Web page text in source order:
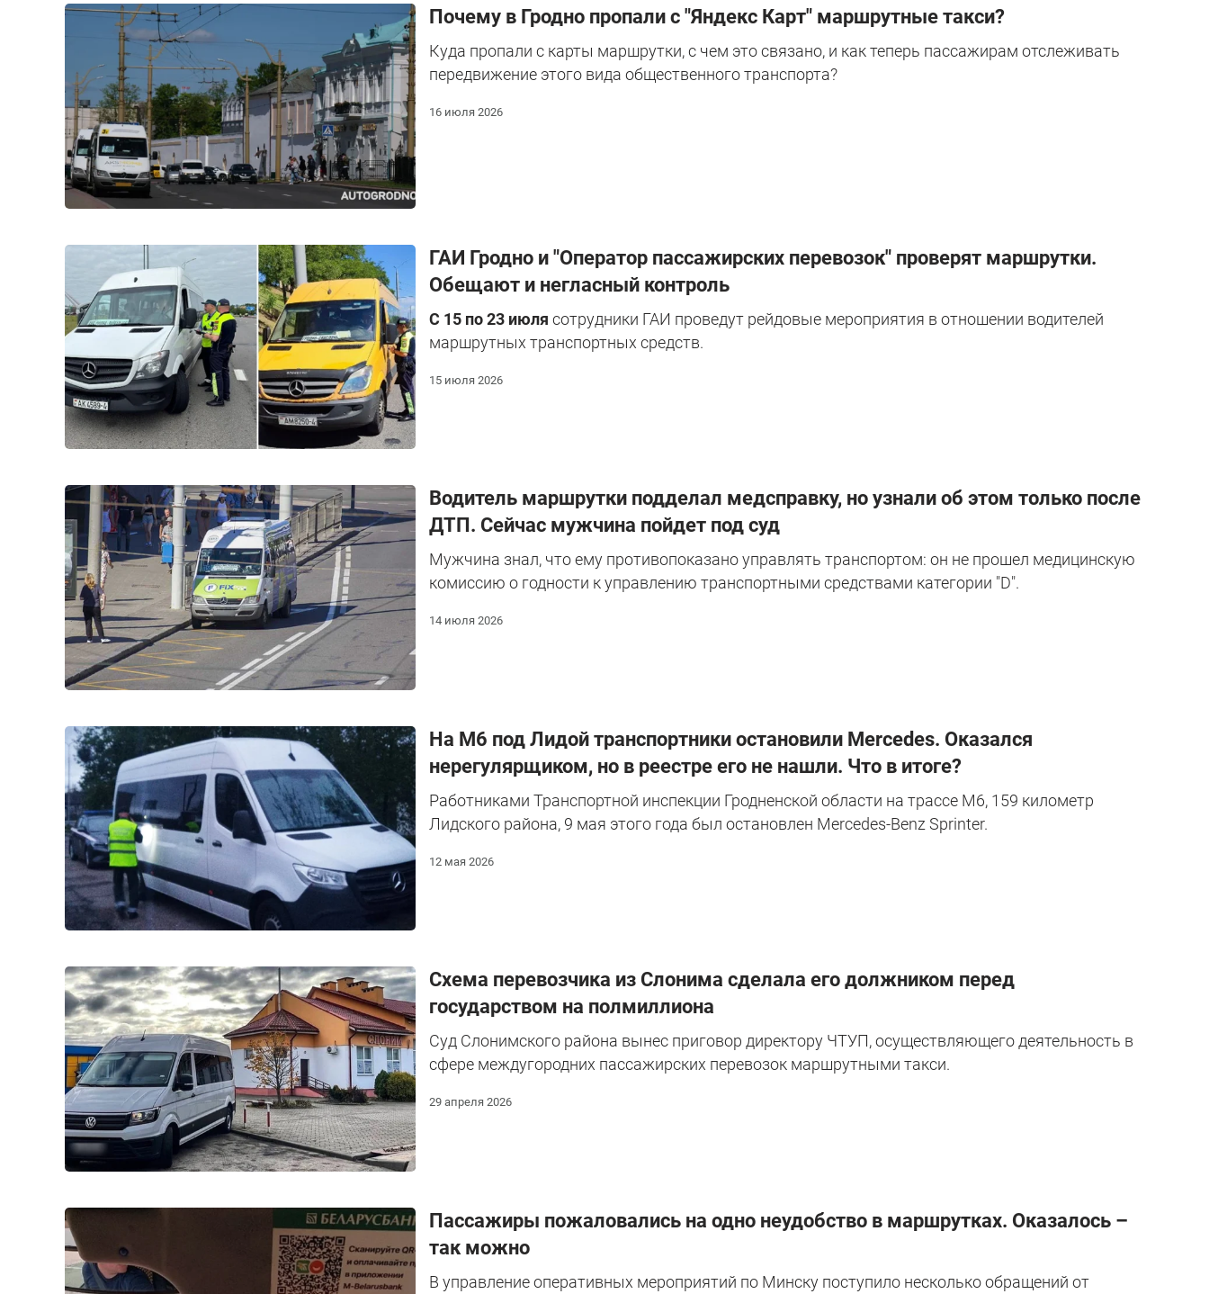
Почему в Гродно пропали с "Яндекс Карт" маршрутные такси?
Куда пропали с карты маршрутки, с чем это связано, и как теперь пассажирам отслеживать
передвижение этого вида общественного транспорта?
16 июля 2026
ГАИ Гродно и "Оператор пассажирских перевозок" проверят маршрутки.
Обещают и негласный контроль
С 15 по 23 июля сотрудники ГАИ проведут рейдовые мероприятия в отношении водителей
маршрутных транспортных средств.
15 июля 2026
Водитель маршрутки подделал медсправку, но узнали об этом только после
ДТП. Сейчас мужчина пойдет под суд
Мужчина знал, что ему противопоказано управлять транспортом: он не прошел медицинскую
комиссию о годности к управлению транспортными средствами категории "D".
14 июля 2026
На М6 под Лидой транспортники остановили Mercedes. Оказался
нерегулярщиком, но в реестре его не нашли. Что в итоге?
Работниками Транспортной инспекции Гродненской области на трассе М6, 159 километр
Лидского района, 9 мая этого года был остановлен Mercedes-Benz Sprinter.
12 мая 2026
Cхема перевозчика из Слонима сделала его должником перед
государством на полмиллиона
Суд Слонимского района вынес приговор директору ЧТУП, осуществляющего деятельность в
сфере междугородних пассажирских перевозок маршрутными такси.
29 апреля 2026
Пассажиры пожаловались на одно неудобство в маршрутках. Оказалось –
так можно
В управление оперативных мероприятий по Минску поступило несколько обращений от